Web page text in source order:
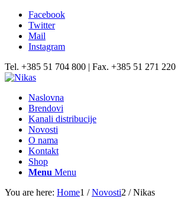
Facebook
Twitter
Mail
Instagram
Tel. +385 51 704 800 | Fax. +385 51 271 220
Naslovna
Brendovi
Kanali distribucije
Novosti
O nama
Kontakt
Shop
Menu Menu
You are here: Home1 / Novosti2 / Nikas